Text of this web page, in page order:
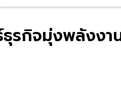
รกิจมุ่งพลังงา